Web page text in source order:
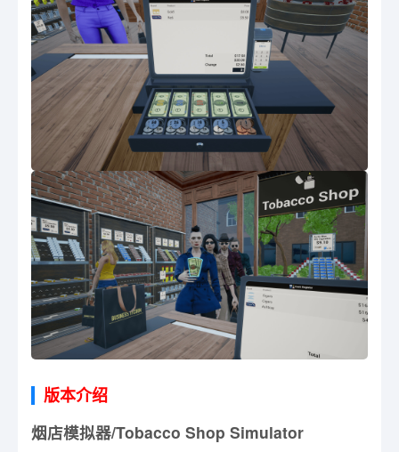
版本介绍
烟店模拟器/Tobacco Shop Simulator